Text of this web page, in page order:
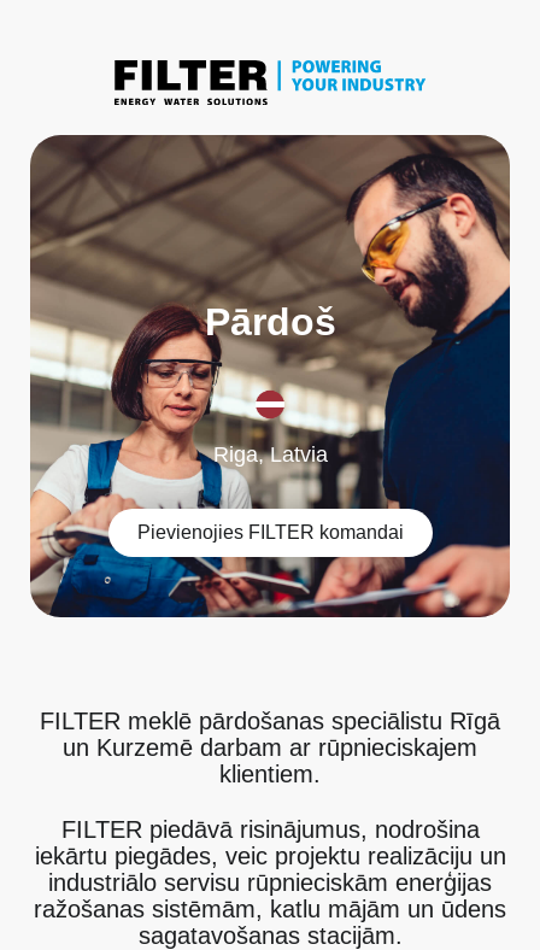
Pārdošanas
Riga, Latvia
Pievienojies FILTER komandai
FILTER meklē pārdošanas speciālistu Rīgā
un Kurzemē darbam ar rūpnieciskajem
klientiem.
FILTER piedāvā risinājumus, nodrošina
iekārtu piegādes, veic projektu realizāciju un
industriālo servisu rūpnieciskām enerģijas
ražošanas sistēmām, katlu mājām un ūdens
sagatavošanas stacijām.